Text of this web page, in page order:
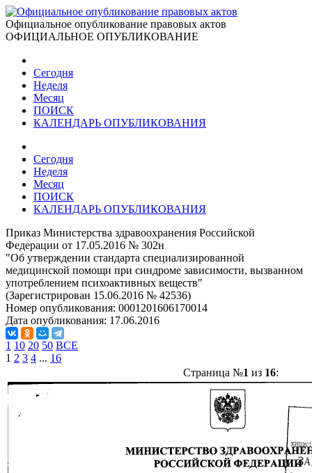
Официальное опубликование правовых актов
ОФИЦИАЛЬНОЕ ОПУБЛИКОВАНИЕ
Сегодня
Неделя
Месяц
ПОИСК
КАЛЕНДАРЬ ОПУБЛИКОВАНИЯ
Сегодня
Неделя
Месяц
ПОИСК
КАЛЕНДАРЬ ОПУБЛИКОВАНИЯ
Приказ Министерства здравоохранения Российской
Федерации от 17.05.2016 № 302н
"Об утверждении стандарта специализированной
медицинской помощи при синдроме зависимости, вызванном
употреблением психоактивных веществ"
(Зарегистрирован 15.06.2016 № 42536)
Номер опубликования: 0001201606170014
Дата опубликования: 17.06.2016
1 10 20 50 ВСЕ
1 2 3 4 ... 16
Страница №1 из 16: